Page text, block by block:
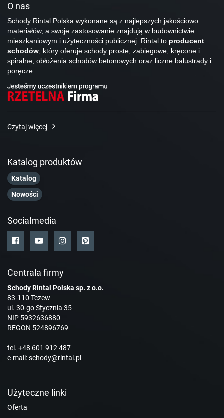
O nas
Schody Rintal Polska wykonane są z najlepszych jakościowo
materiałów, a swoje zastosowanie znajdują w budownictwie
mieszkaniowym i użyteczności publicznej. Rintal to producent
schodów, który oferuje schody proste, zabiegowe, kręcone i
spiralne, obłożenia schodów betonowych oraz liczne balustrady i
poręcze.
Czytaj więcej
Katalog produktów
Katalog
Nowości
Socialmedia
Centrala firmy
Schody Rintal Polska sp. z o.o.
83-110 Tczew
ul. 30-go Stycznia 35
NIP 5932636880
REGON 524896769
tel. +48 601 912 487
e-mail:schody@rintal.pl
Użyteczne linki
Oferta